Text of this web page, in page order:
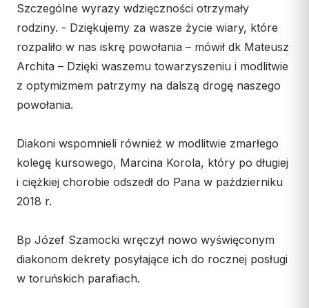
Szczególne wyrazy wdzięczności otrzymały
rodziny. - Dziękujemy za wasze życie wiary, które
rozpaliło w nas iskrę powołania – mówił dk Mateusz
Archita – Dzięki waszemu towarzyszeniu i modlitwie
z optymizmem patrzymy na dalszą drogę naszego
powołania.
Diakoni wspomnieli również w modlitwie zmarłego
kolegę kursowego, Marcina Korola, który po długiej
i ciężkiej chorobie odszedł do Pana w październiku
2018 r.
Bp Józef Szamocki wręczył nowo wyświęconym
diakonom dekrety posyłające ich do rocznej posługi
w toruńskich parafiach.